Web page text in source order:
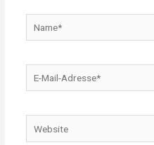
Mail-
Website